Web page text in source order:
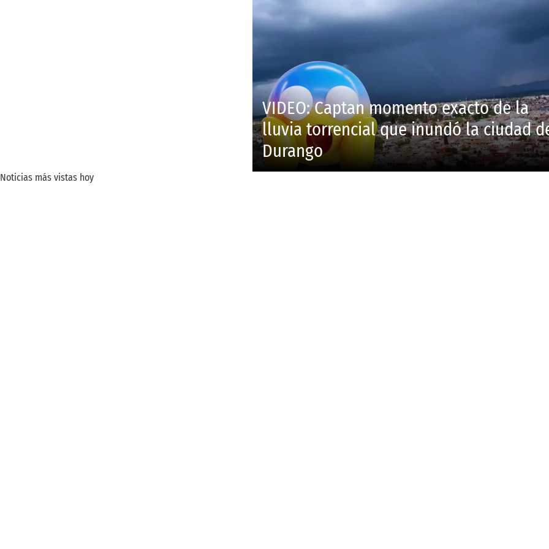
VIDEO: Captan momento exacto de la
lluvia torrencial que inundó la ciudad
Durango
Noticias más vistas hoy